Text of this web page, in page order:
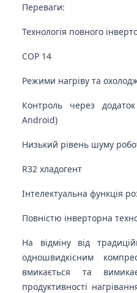
Переваги:
Технологія повного
COP 14
Режими нагріву та
Контроль через
Android)
Низький рівень шуму
R32 хладогент
Інтелектуальна функція
Повністю інверторна
На відміну від
одношвидкісним
вмикається та
продуктивності